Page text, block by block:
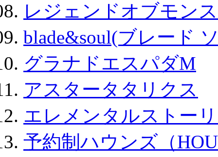
レジェンドオブモン
blade&soul(ブレード
グラナドエスパダM
アスタータタリクス
エレメンタルストー
予約制ハウンズ（